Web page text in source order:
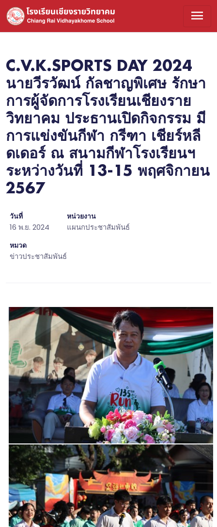
menu
C.V.K.SPORTS DAY 2024
นายวีรวัฒน์ กัลชาญพิเศษ รักษา
การผู้จัดการโรงเรียนเชียงราย
วิทยาคม ประธานเปิดกิจกรรม มี
การแข่งขันกีฬา กรีฑา เชียร์หลี
ดเดอร์ ณ สนามกีฬาโรงเรียนฯ
ระหว่างวันที่ 13-15 พฤศจิกายน
2567
วันที่
16 พ.ย. 2024
หน่วยงาน
แผนกประชาสัมพันธ์
หมวด
ข่าวประชาสัมพันธ์